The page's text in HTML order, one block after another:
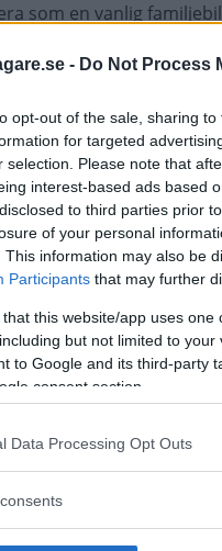
- Do Not Process
opt-out of the sale, sharing
for targeted
selection. Please note that
interest-based ads based
to third parties prior
of your personal
This information may also be
Participants that may further
that this website/app uses
but not limited to
to Google and its third-party
consent section.
Data Processing Opt Outs
som en vanlig
klassiska modellen är
att bli ny favorit”